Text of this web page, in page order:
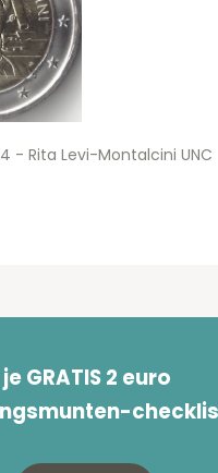
- Rita Levi-Montalcini UNC
GRATIS 2 euro